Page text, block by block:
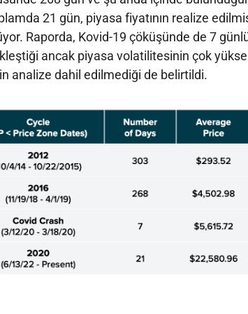
21 gün, piyasa fiyatının realize
Raporda, Kovid-19 çöküşünde de 7
ancak piyasa volatilitesinin çok
analize dahil edilmediği de belirtildi.